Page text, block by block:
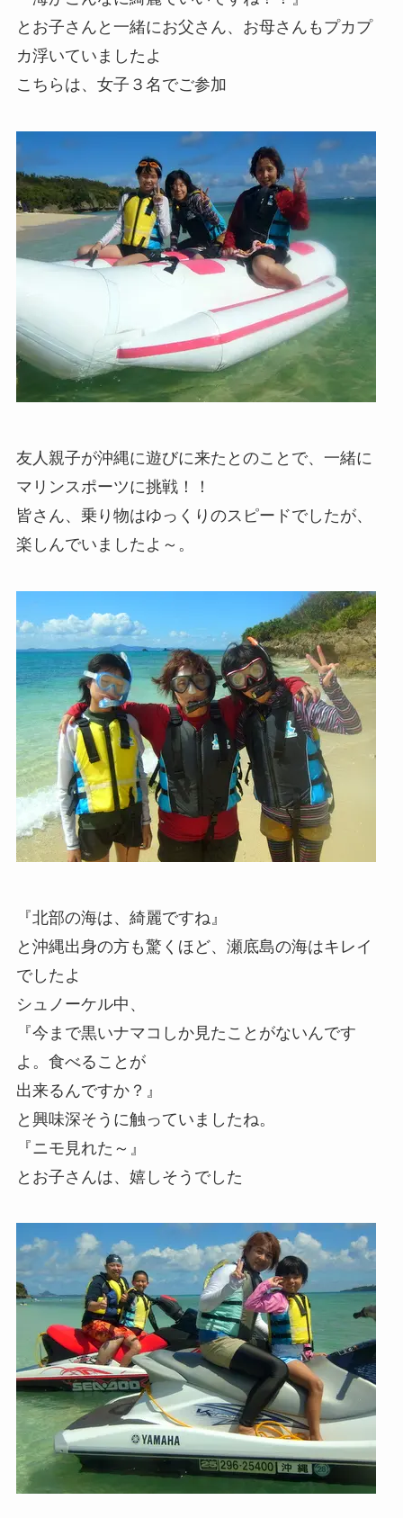
とお子さんと一緒にお父さん、お母さんもプカプ
カ浮いていましたよ
こちらは、女子３名でご参加
友人親子が沖縄に遊びに来たとのことで、一緒に
マリンスポーツに挑戦！！
皆さん、乗り物はゆっくりのスピードでしたが、
楽しんでいましたよ～。
『北部の海は、綺麗ですね』
と沖縄出身の方も驚くほど、瀬底島の海はキレイ
でしたよ
シュノーケル中、
『今まで黒いナマコしか見たことがないんです
よ。食べることが
出来るんですか？』
と興味深そうに触っていましたね。
『ニモ見れた～』
とお子さんは、嬉しそうでした